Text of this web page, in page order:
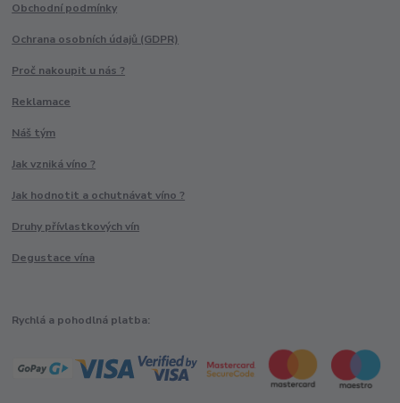
Obchodní podmínky
Ochrana osobních údajů (GDPR)
Proč nakoupit u nás ?
Reklamace
Náš tým
Jak vzniká víno ?
Jak hodnotit a ochutnávat víno ?
Druhy přívlastkových vín
Degustace vína
Rychlá a pohodlná platba: